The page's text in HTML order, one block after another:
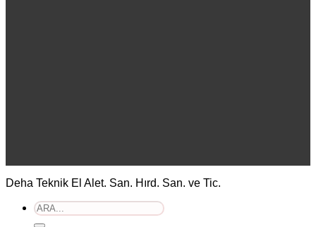
Deha Teknik El Alet. San. Hırd. San. ve Tic.
Ara: